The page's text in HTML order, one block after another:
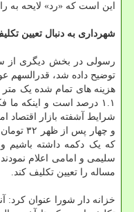
این است که «رد» لایحه به
شهرداری به دنبال تعیین
رسولی در بخش دیگری از
توضیح داده شد،
و چهار
که یک دکمه داشته باشیم
مساله را تعیین تکلیف کند.
خزانه دار شورا عنوان کرد: